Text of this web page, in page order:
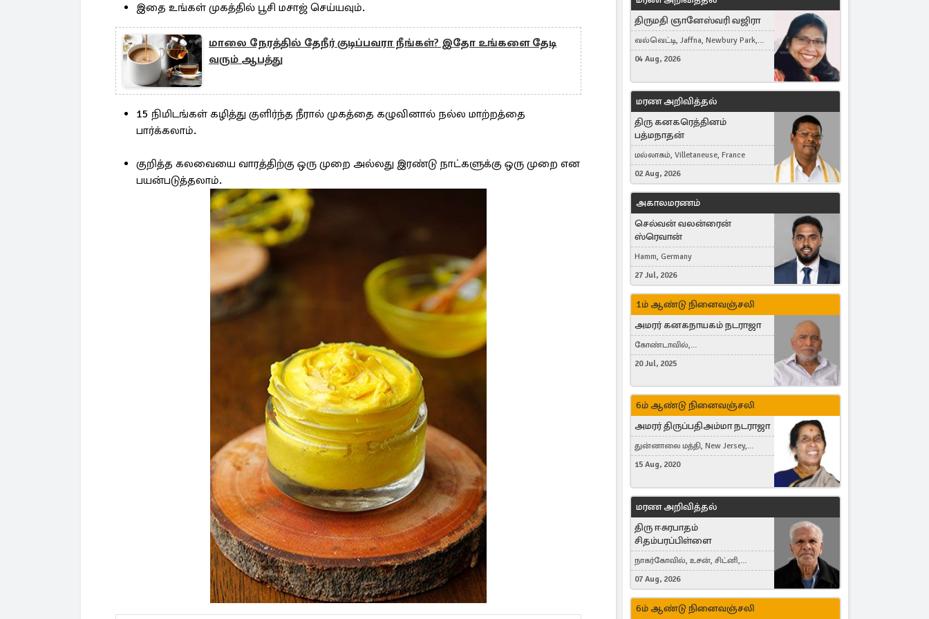
இதை உங்கள் முகத்தில் பூசி மசாஜ் செய்யவும்.
மாலை நேரத்தில் தேநீர் குடிப்பவரா நீங்கள்? இதோ உங்களை தேடி
வரும் ஆபத்து
15 நிமிடங்கள் கழித்து குளிர்ந்த நீரால் முகத்தை கழுவினால் நல்ல மாற்றத்தை
பார்க்கலாம்.
குறித்த கலவையை வாரத்திற்கு ஒரு முறை அல்லது இரண்டு நாட்களுக்கு ஒரு முறை என
பயன்படுத்தலாம்.
திருமதி ஞானேஸ்வரி வஜிரா
வல்வெட்டி, Jaffna, Newbury Park,
United Kingdom
04 Aug, 2026
மரண அறிவித்தல்
திரு கனகரெத்தினம்
பத்மநாதன்
மல்லாகம், Villetaneuse, France
02 Aug, 2026
அகாலமரணம்
செல்வன் வலன்ரைன்
ஸ்ரெவான்
Hamm, Germany
27 Jul, 2026
1ம் ஆண்டு நினைவஞ்சலி
அமரர் கனகநாயகம் நடராஜா
கோண்டாவில்,
புன்னாலைக்கட்டுவன், சவுதி
Germany, Brampton, Canada
20 Jul, 2025
6ம் ஆண்டு நினைவஞ்சலி
அமரர் திருப்பதிஅம்மா நடராஜா
துன்னாலை மத்தி, New Jersey,
United States, Toronto, Canada
15 Aug, 2020
மரண அறிவித்தல்
திரு ஈசுரபாதம்
சிதம்பரப்பிள்ளை
நாகர்கோவில், உசன், சிட்னி,
Australia
07 Aug, 2026
6ம் ஆண்டு நினைவஞ்சலி